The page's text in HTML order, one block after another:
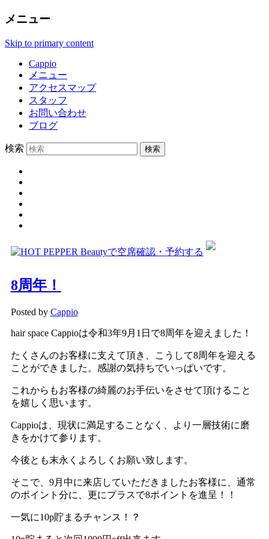
メニュー
Skip to primary content
Cappio
メニュー
アクセスマップ
スタッフ
お問い合わせ
ブログ
検索
8周年！
Posted by Cappio
hair space Cappioは令和3年9月1日で8周年を迎えました！
たくさんのお客様に支えて頂き、こうして8周年を迎える
ことができました。感謝の気持ちでいっぱいです。
これからもお客様の綺麗のお手伝いをさせて頂けること
を嬉しく思います。
Cappioは、現状に満足することなく、より一層技術に磨
きをかけて参ります。
今後とも末永くよろしくお願い致します。
そこで、9月中に来店していただきましたお客様に、通常
のポイント分に、更にプラスで8ポイントを進呈！！
一気に10p貯まるチャンス！？